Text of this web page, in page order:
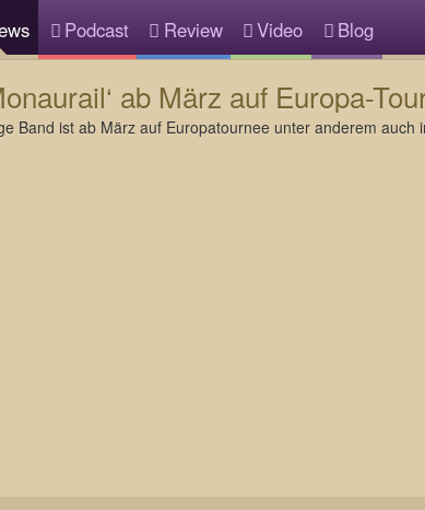
Podcast Review Video Blog
ab März auf Europa-
Band ist ab März auf Europatournee unter anderem auch